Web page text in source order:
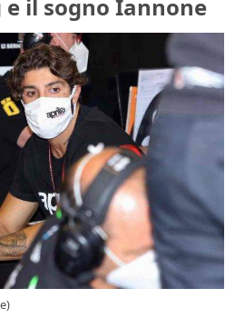
e il sogno Iannone